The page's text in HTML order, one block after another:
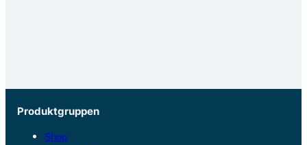
Produktgruppen
Shop